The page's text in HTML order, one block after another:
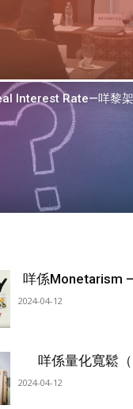
Interest Rate—咩黎架
咩係Monetarism
2024-04-12
咩係量化寬鬆（
2024-04-12